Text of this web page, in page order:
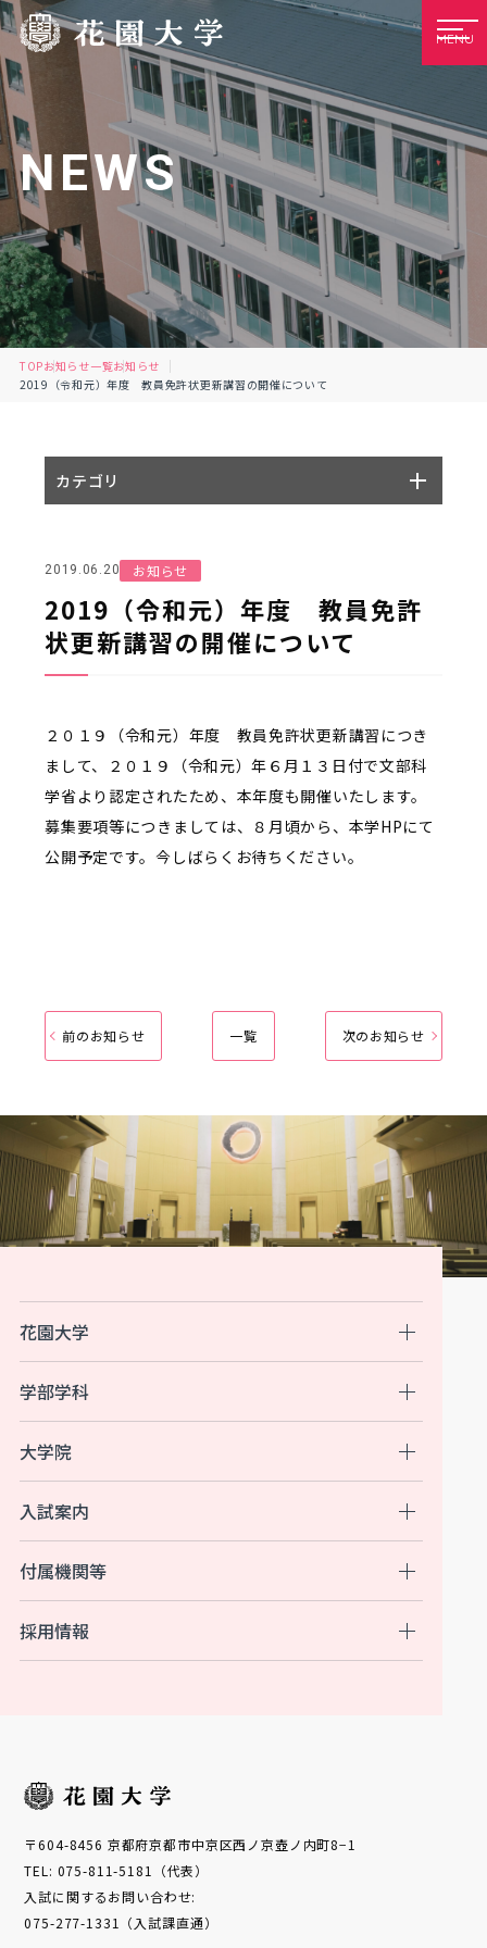
MENU
NEWS
TOPお知らせ一覧お知らせ
2019（令和元）年度 教員免許状更新講習の開催について
2019.06.20 お知らせ
2019（令和元）年度 教員免許
状更新講習の開催について
２０１９（令和元）年度 教員免許状更新講習につき
まして、２０１９（令和元）年６月１３日付で文部科
学省より認定されたため、本年度も開催いたします。
募集要項等につきましては、８月頃から、本学HPにて
公開予定です。今しばらくお待ちください。
前のお知らせ 一覧 次のお知らせ
カテゴリ
花園大学
入試案内
付属機関等
学部学科
大学院
採用情報
〒604-8456 京都府京都市中京区西ノ京壺ノ内町8−1
TEL: 075-811-5181（代表）
入試に関するお問い合わせ:
075-277-1331（入試課直通）